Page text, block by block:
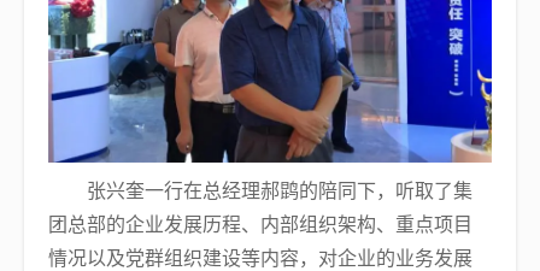
张兴奎一行在总经理郝鹍的陪同下，听取了集
团总部的企业发展历程、内部组织架构、重点项目
情况以及党群组织建设等内容，对企业的业务发展